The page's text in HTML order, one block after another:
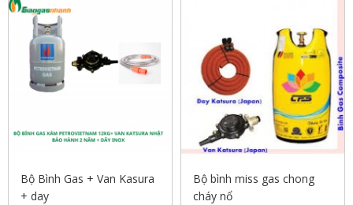
Bộ Bình Gas + Van Kasura
+ day
Bộ bình miss gas chong
cháy nổ